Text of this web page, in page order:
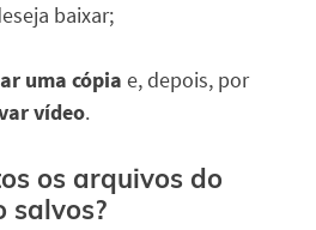
baixar;
uma cópia e, depois, por
vídeo.
os arquivos do
salvos?